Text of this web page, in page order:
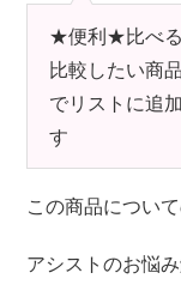
★便利★比べる
比較したい商
でリストに追
す
この商品につい
アシストのお悩